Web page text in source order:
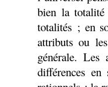
bien la totalité
totalités ; en
attributs ou
générale.
différences